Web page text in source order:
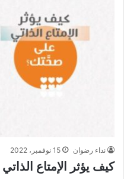
نداء رضوان 15 نوفمبر، 2022
كيف يؤثر الإمتاع